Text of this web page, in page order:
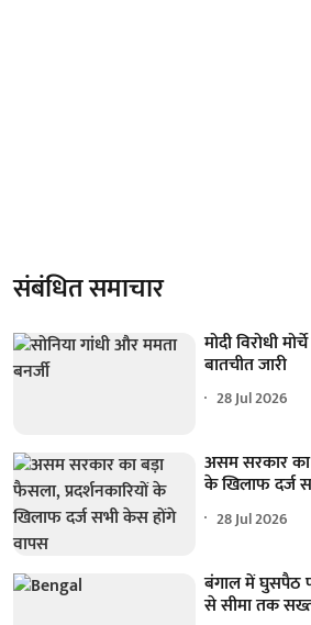
संबंधित समाचार
मोदी विरोधी
बातचीत जारी
28 Jul 2026
असम सरकार का
के खिलाफ दर्ज
28 Jul 2026
बंगाल में घुसपैठ
से सीमा तक सख्त